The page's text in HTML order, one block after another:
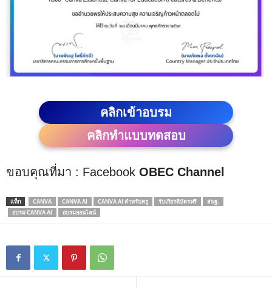
คลิกเข้าอบรม
คลิกทำแบบทดสอบ
ขอบคุณที่มา : Facebook OBEC Channel
แท็ก CANVA CANVA AI CANVA AI สำหรับครู รับเกียรติบัตรฟรี
สพฐ.
อบรม CANVA AI
อบรมออนไลน์